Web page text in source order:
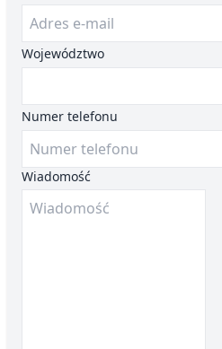
Województwo
Numer telefonu
Wiadomość